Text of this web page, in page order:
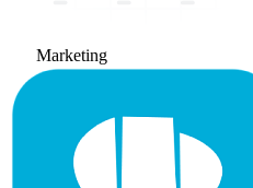
Marketing